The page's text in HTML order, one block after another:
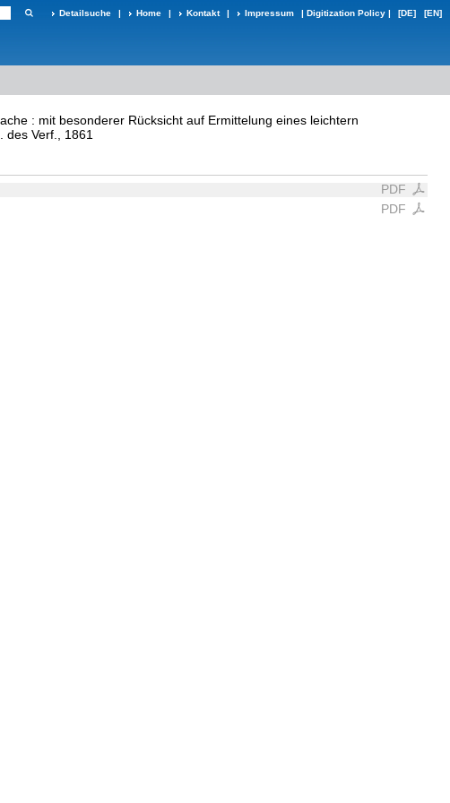
Detailsuche | Home | Kontakt | Impressum | Digitization Policy | [DE] [EN]
: mit besonderer Rücksicht auf Ermittelung eines leichtern
des Verf., 1861
PDF
PDF